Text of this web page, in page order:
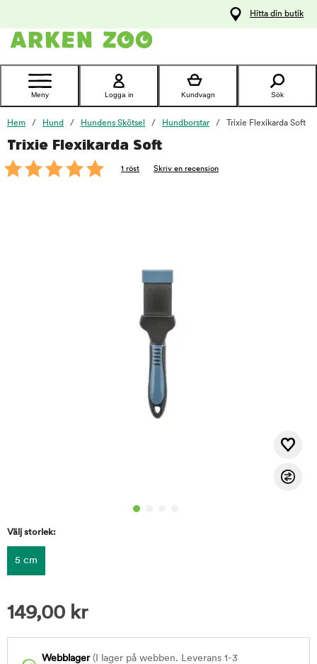
Kontakta
Hitta din butik
Meny Logga in Kundvagn Sök
Hem Hund Hundens Skötsel Hundborstar Trixie Flexikarda Soft
Trixie Flexikarda Soft
1 röst Skriv en recension
Välj storlek:
5 cm
149,00 kr
Webblager(I lager på webben. Leverans 1-3
foo